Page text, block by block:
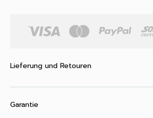
Lieferung und Retouren
Garantie